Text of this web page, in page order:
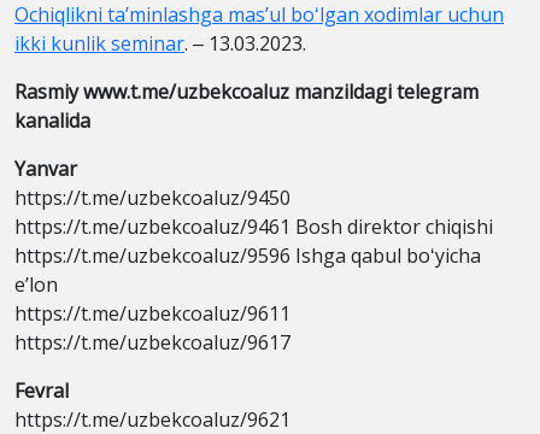
Ochiqlikni taʼminlashga masʼul boʻlgan xodimlar uchun
ikki kunlik seminar. ‒ 13.03.2023.
Rasmiy www.t.me/uzbekcoaluz manzildagi telegram
kanalida
Yanvar
https://t.me/uzbekcoaluz/9450
https://t.me/uzbekcoaluz/9461 Bosh direktor chiqishi
https://t.me/uzbekcoaluz/9596 Ishga qabul boʻyicha
eʼlon
https://t.me/uzbekcoaluz/9611
https://t.me/uzbekcoaluz/9617
Fevral
https://t.me/uzbekcoaluz/9621